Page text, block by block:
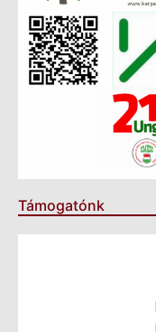
Támogatónk